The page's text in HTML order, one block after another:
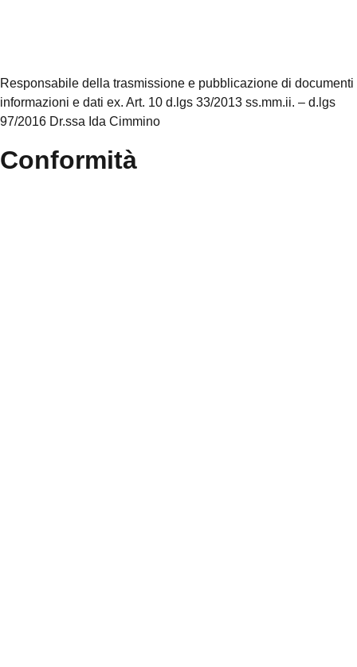
Responsabile della trasmissione e pubblicazione di documenti
informazioni e dati ex. Art. 10 d.lgs 33/2013 ss.mm.ii. – d.lgs
97/2016 Dr.ssa Ida Cimmino
Conformità